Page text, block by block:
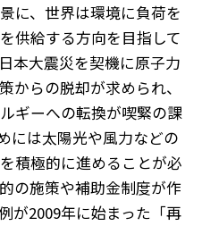
に、世界は環境に負荷を
供給する方向を目指して
本大震災を契機に原子力
からの脱却が求められ、
ギーへの転換が喫緊の課
には太陽光や風力などの
積極的に進めることが必
の施策や補助金制度が作
が2009年に始まった「再